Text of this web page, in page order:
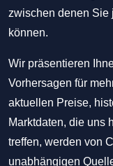
zwischen denen Sie
können.
Wir präsentieren
Vorhersagen für
aktuellen Preise,
Marktdaten, die uns
treffen, werden von
unabhängigen